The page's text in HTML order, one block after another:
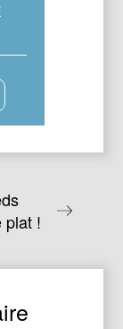
plat !